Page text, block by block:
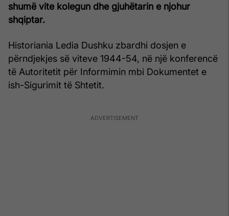
shumë vite kolegun dhe gjuhëtarin e njohur
shqiptar.
Historiania Ledia Dushku zbardhi dosjen e
përndjekjes së viteve 1944-54, në një konferencë
të Autoritetit për Informimin mbi Dokumentet e
ish-Sigurimit të Shtetit.